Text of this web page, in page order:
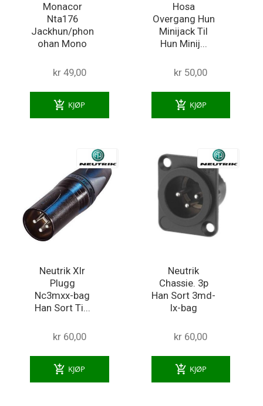
Monacor
Nta176
Jackhun/phon
ohan Mono
kr 49,00
add_shopping_cart KJØP
Hosa
Overgang Hun
Minijack Til
Hun Minij...
kr 50,00
add_shopping_cart KJØP
Neutrik Xlr
Plugg
Nc3mxx-bag
Han Sort Ti...
kr 60,00
add_shopping_cart KJØP
Neutrik
Chassie. 3p
Han Sort 3md-
lx-bag
kr 60,00
add_shopping_cart KJØP